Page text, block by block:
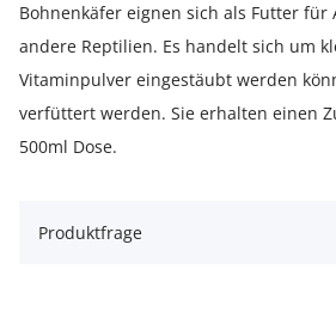
Bohnenkäfer eignen sich als Futter
andere Reptilien. Es handelt sich um
Vitaminpulver eingestäubt werden
verfüttert werden. Sie erhalten einen
500ml Dose.
Produktfrage